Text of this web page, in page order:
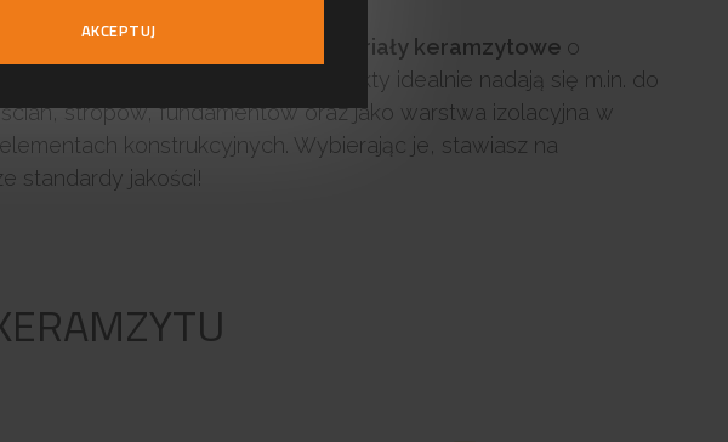
AKCEPTUJ
firmy Czamaninek znajdziesz materiały keramzytowe o
przeznaczeniu. Nasze produkty idealnie nadają się m.in. do
stropów, fundamentów oraz jako warstwa izolacyjna w
konstrukcyjnych. Wybierając je, stawiasz na
standardy jakości!